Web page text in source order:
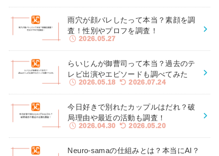
雨穴が顔バレしたって本当？素顔を調
査！性別やプロフを調査！
2026.05.27
らいじんが御曹司って本当？過去のテ
レビ出演やエピソードも調べてみた
2026.05.18 2026.07.24
今日好きで別れたカップルはだれ？破
局理由や最近の活動も調査！
2026.04.30 2026.05.20
Neuro-samaの仕組みとは？本当にAI？